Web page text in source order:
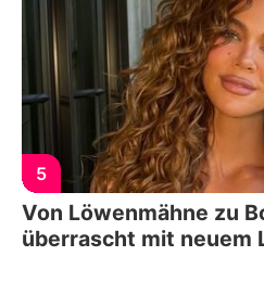
5
Von Löwenmähne zu
überrascht mit neuem